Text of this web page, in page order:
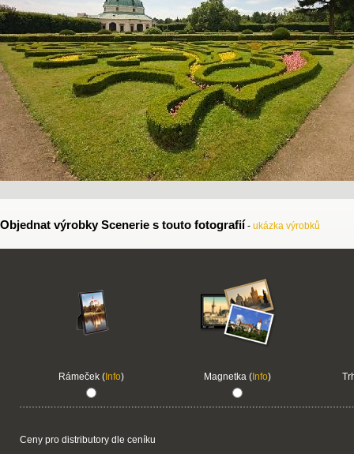
Objednat výrobky Scenerie s touto fotografií - ukázka výrobků
Rámeček (Info) Magnetka (Info)
Ceny pro distributory dle ceníku